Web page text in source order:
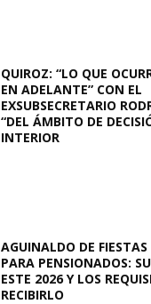
QUIROZ: “LO QUE
EN ADELANTE” CON EL
EXSUBSECRETARIO
“DEL ÁMBITO DE
INTERIOR
AGUINALDO DE
PARA PENSIONADOS:
ESTE 2026 Y LOS
RECIBIRLO